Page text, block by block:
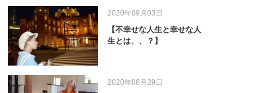
2020年09月03日
【不幸せな人生と幸せな人
生とは、、？】
2020年08月29日